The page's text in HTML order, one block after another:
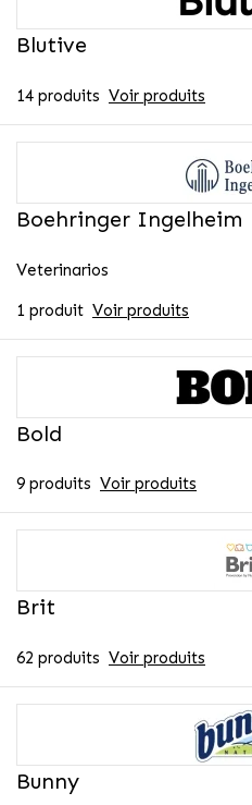
Blutive
14 produits Voir produits
Boehringer Ingelheim
Veterinarios
1 produit Voir produits
Bold
9 produits Voir produits
Brit
62 produits Voir produits
Bunny